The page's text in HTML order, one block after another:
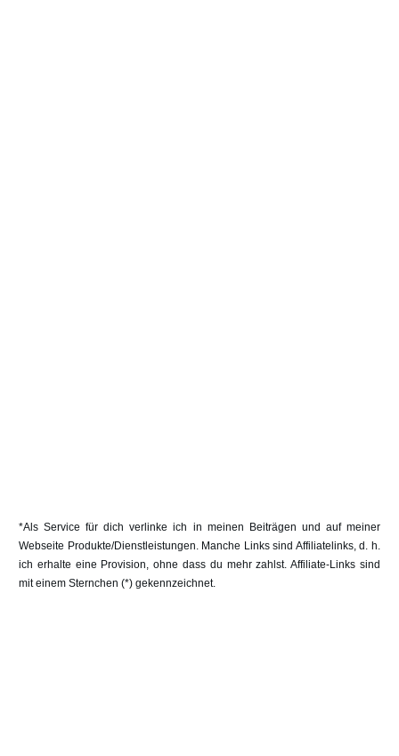
*Als Service für dich verlinke ich in meinen Beiträgen und auf meiner
Webseite Produkte/Dienstleistungen. Manche Links sind Affiliatelinks, d. h.
ich erhalte eine Provision, ohne dass du mehr zahlst. Affiliate-Links sind
mit einem Sternchen (*) gekennzeichnet.